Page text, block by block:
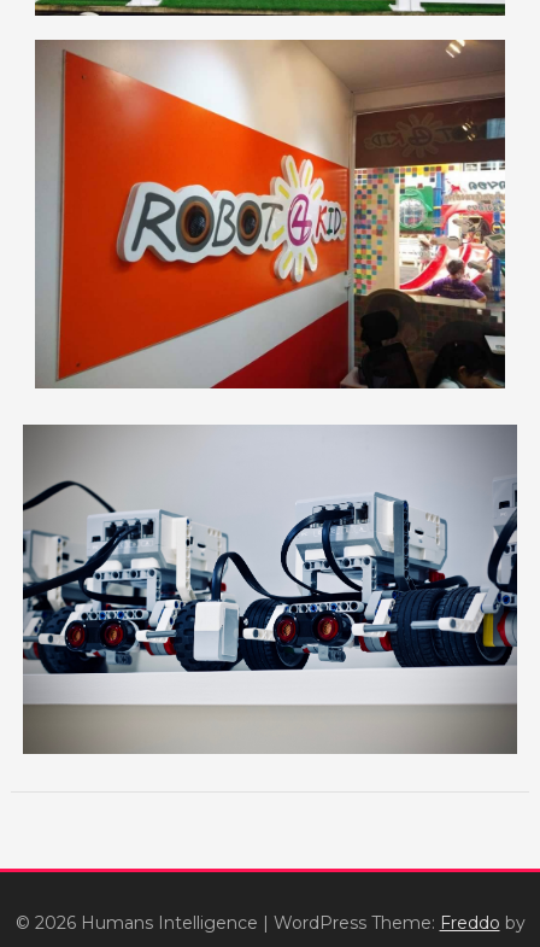
© 2026 Humans Intelligence WordPress Theme: Freddo by